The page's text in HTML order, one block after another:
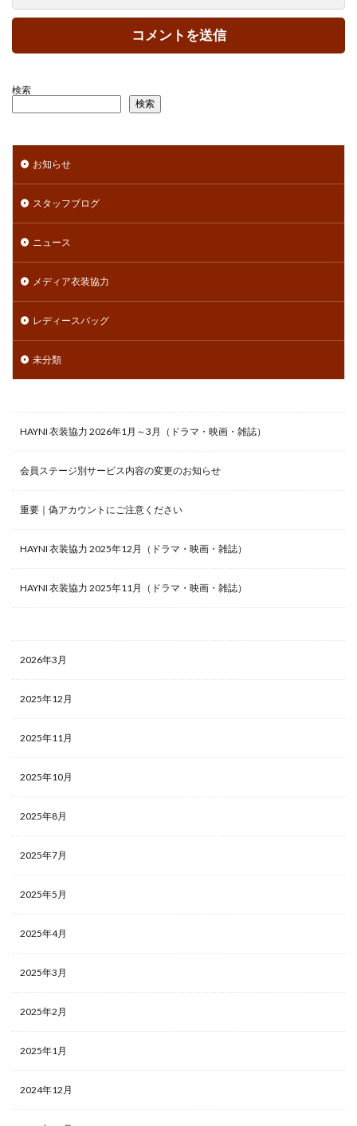
検索
検索
お知らせ
スタッフブログ
ニュース
メディア衣装協力
レディースバッグ
未分類
HAYNI 衣装協力 2026年1月～3月（ドラマ・映画・雑誌）
会員ステージ別サービス内容の変更のお知らせ
重要｜偽アカウントにご注意ください
HAYNI 衣装協力 2025年12月（ドラマ・映画・雑誌）
HAYNI 衣装協力 2025年11月（ドラマ・映画・雑誌）
2026年3月
2025年12月
2025年11月
2025年10月
2025年8月
2025年7月
2025年5月
2025年4月
2025年3月
2025年2月
2025年1月
2024年12月